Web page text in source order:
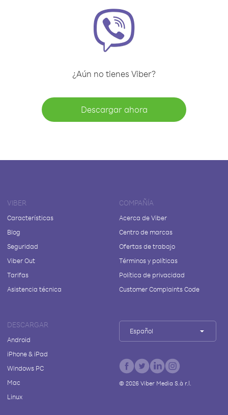
¿Aún no tienes Viber?
Descargar ahora
VIBER
Características
Blog
Seguridad
Viber Out
Tarifas
Asistencia técnica
COMPAÑÍA
Acerca de Viber
Centro de marcas
Ofertas de trabajo
Términos y políticas
Política de privacidad
Customer Complaints Code
DESCARGAR
Android
iPhone & iPad
Windows PC
Mac
Linux
Español
© 2026Viber Media S.à r.l.